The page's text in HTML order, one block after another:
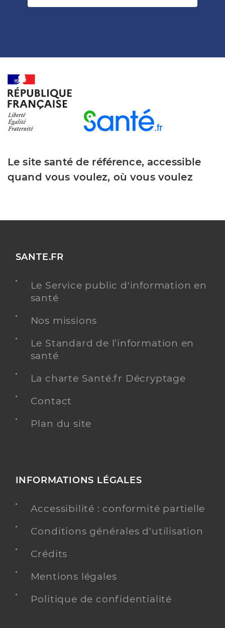
Le site santé de référence, accessible
quand vous voulez, où vous voulez
SANTE.FR
Le Service public d'information en
santé
Nos missions
Le Standard de l’information en
santé
La charte Santé.fr Décryptage
Contact
Plan du site
INFORMATIONS LÉGALES
Accessibilité : conformité partielle
Conditions générales d'utilisation
Crédits
Mentions légales
Politique de confidentialité